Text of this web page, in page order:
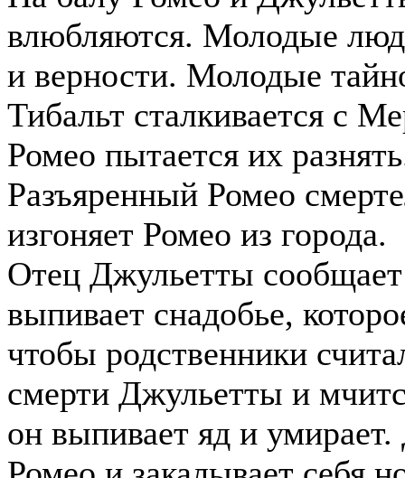
влюбляются. Молодые
и верности. Молодые
Тибальт сталкивается с
Ромео пытается их
Разъяренный Ромео
изгоняет Ромео из города.
Отец Джульетты
выпивает снадобье,
чтобы родственники
смерти Джульетты и
он выпивает яд и